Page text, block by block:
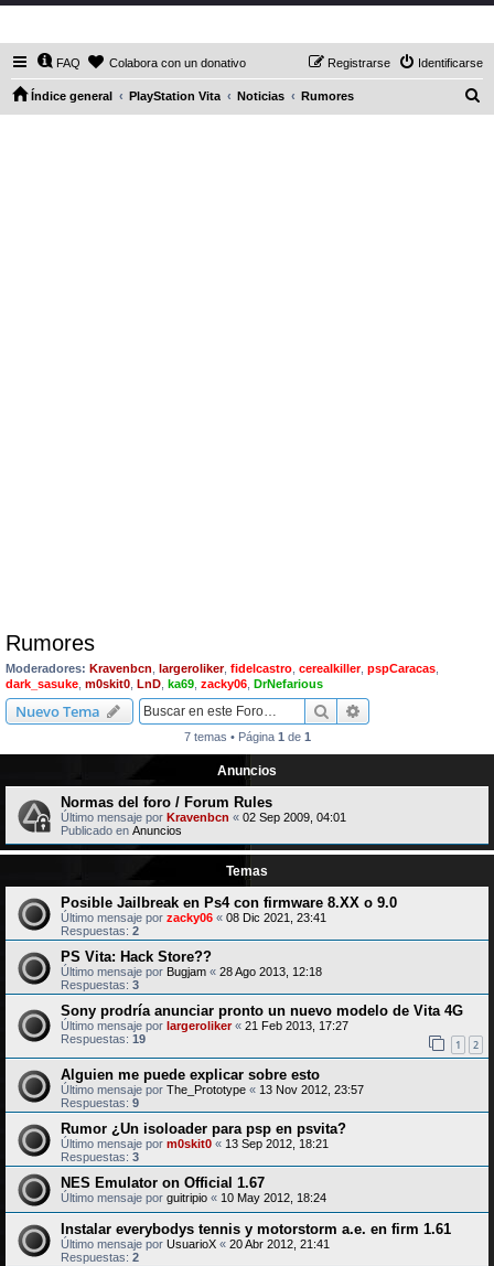
FAQ Colabora con un donativo Identificarse
Registrarse
Índice general PlayStation Vita Noticias Rumores
Rumores
Moderadores: Kravenbcn largeroliker, fidelcastro cerealkiller, pspCaracas
dark_sasuke m0skit0 LnD ka69 zacky06 DrNefarious
Nuevo Tema Buscar
7 temas • Página 1 de 1
Anuncios
Normas del foro / Forum Rules
Último mensaje por Kravenbcn « 02 Sep 2009, 04:01
Publicado en Anuncios
Temas
Posible Jailbreak en Ps4 con firmware 8.XX o 9.0
Último mensaje por zacky06 « 08 Dic 2021, 23:41
Respuestas: 2
PS Vita: Hack Store??
Último mensaje por Bugjam « 28 Ago 2013, 12:18
Respuestas: 3
Sony prodría anunciar pronto un nuevo modelo de Vita 4G
Último mensaje por largeroliker« 21 Feb 2013, 17:27
Respuestas: 19 1 2
Alguien me puede explicar sobre esto
Último mensaje por The_Prototype « 13 Nov 2012, 23:57
Respuestas: 9
Rumor ¿Un isoloader para psp en psvita?
Último mensaje por m0skit0 « 13 Sep 2012, 18:21
Respuestas: 3
NES Emulator on Official 1.67
Último mensaje por guitripio « 10 May 2012, 18:24
Instalar everybodys tennis y motorstorm a.e. en firm 1.61
Último mensaje por UsuarioX « 20 Abr 2012, 21:41
Respuestas: 2